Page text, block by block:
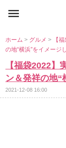
ホーム> グルメ>
【
の地“横浜”をイメージ
【福袋2022
ン＆発祥の地“
2021-12-08 16:00